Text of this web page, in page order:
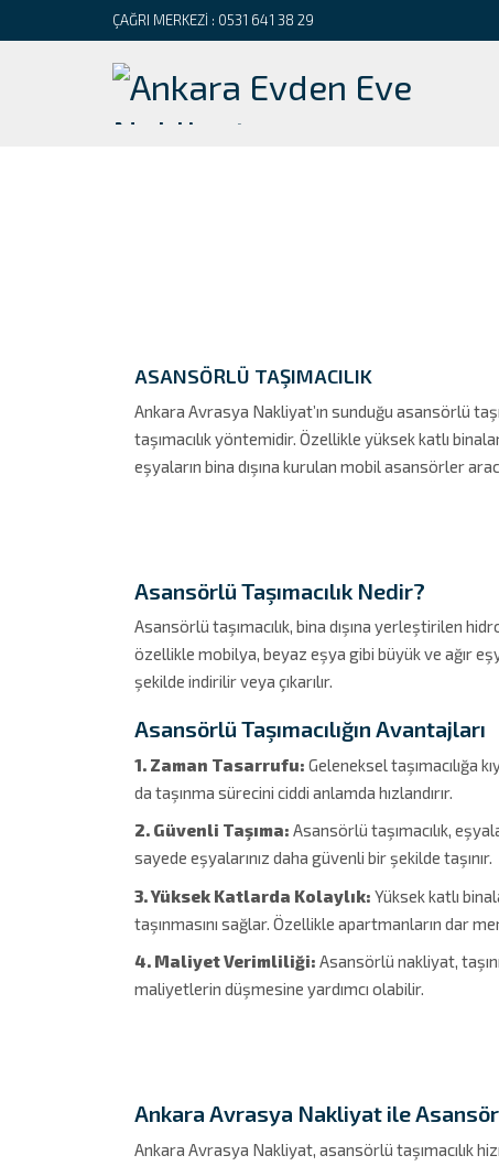
ÇAĞRI MERKEZİ : 0531 641 38 29
ASANSÖRLÜ TAŞIMACILIK
Ankara Avrasya Nakliyat’ın sunduğu asansörlü
taşımacılık yöntemidir. Özellikle yüksek katlı
eşyaların bina dışına kurulan mobil asansörler
Asansörlü Taşımacılık Nedir?
Asansörlü taşımacılık, bina dışına yerleştirilen
özellikle mobilya, beyaz eşya gibi büyük ve ağır
şekilde indirilir veya çıkarılır.
Asansörlü Taşımacılığın Avantajları
1. Zaman Tasarrufu: Geleneksel taşımacılığa
da taşınma sürecini ciddi anlamda hızlandırır.
2. Güvenli Taşıma: Asansörlü taşımacılık,
sayede eşyalarınız daha güvenli bir şekilde taşınır.
3. Yüksek Katlarda Kolaylık: Yüksek katlı
taşınmasını sağlar. Özellikle apartmanların dar
4. Maliyet Verimliliği: Asansörlü nakliyat,
maliyetlerin düşmesine yardımcı olabilir.
Ankara Avrasya Nakliyat ile
Ankara Avrasya Nakliyat, asansörlü taşımacılık